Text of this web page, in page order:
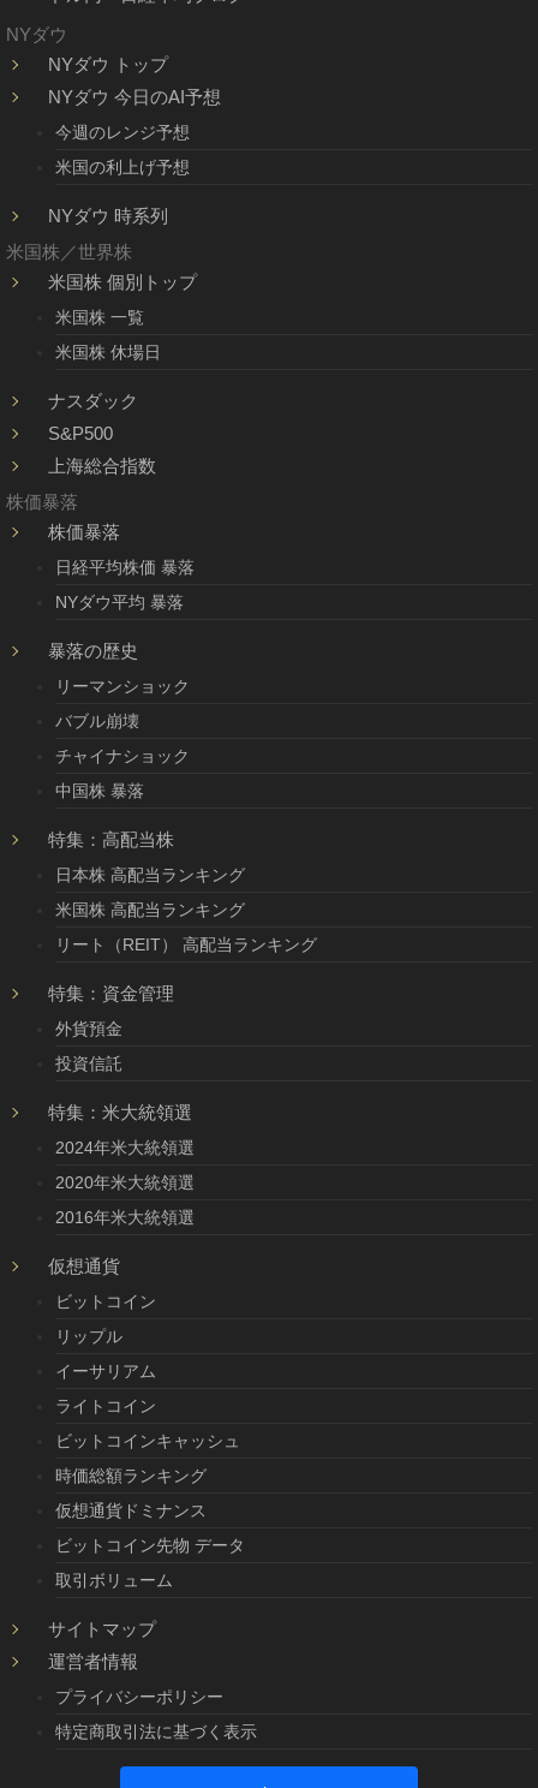
NYダウ
NYダウ トップ
NYダウ 今日のAI予想
今週のレンジ予想
米国の利上げ予想
NYダウ 時系列
米国株／世界株
米国株 個別トップ
米国株 一覧
米国株 休場日
ナスダック
S&P500
上海総合指数
株価暴落
株価暴落
日経平均株価 暴落
NYダウ平均 暴落
暴落の歴史
リーマンショック
バブル崩壊
チャイナショック
中国株 暴落
特集：高配当株
日本株 高配当ランキング
米国株 高配当ランキング
リート（REIT） 高配当ランキング
特集：資金管理
外貨預金
投資信託
特集：米大統領選
2024年米大統領選
2020年米大統領選
2016年米大統領選
仮想通貨
ビットコイン
リップル
イーサリアム
ライトコイン
ビットコインキャッシュ
時価総額ランキング
仮想通貨ドミナンス
ビットコイン先物 データ
取引ボリューム
サイトマップ
運営者情報
プライバシーポリシー
特定商取引法に基づく表示